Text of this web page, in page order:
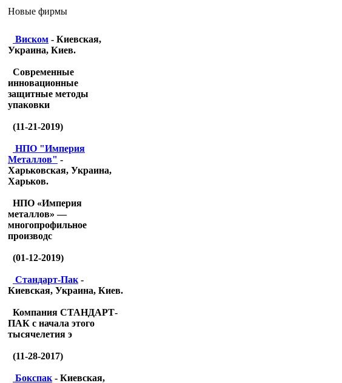
Новые фирмы
Виском - Киевская,
Украина, Киев.
Современные
инновационные
защитные методы
упаковки
(11-21-2019)
НПО "Империя
Металлов" -
Харьковская, Украина,
Харьков.
НПО «Империя
металлов» —
многопрофильное
производс
(01-12-2019)
Стандарт-Пак -
Киевская, Украина, Киев.
Компания СТАНДАРТ-
ПАК с начала этого
тысячелетия э
(11-28-2017)
Бокспак - Киевская,